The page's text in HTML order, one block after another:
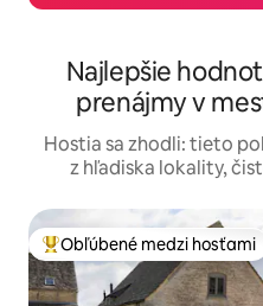
Najlepšie
prenájmy v
Hostia sa zhodli: tieto
z hľadiska lokality,
Najobľúbenejšie medzi
Obľúbené medzi hosťami